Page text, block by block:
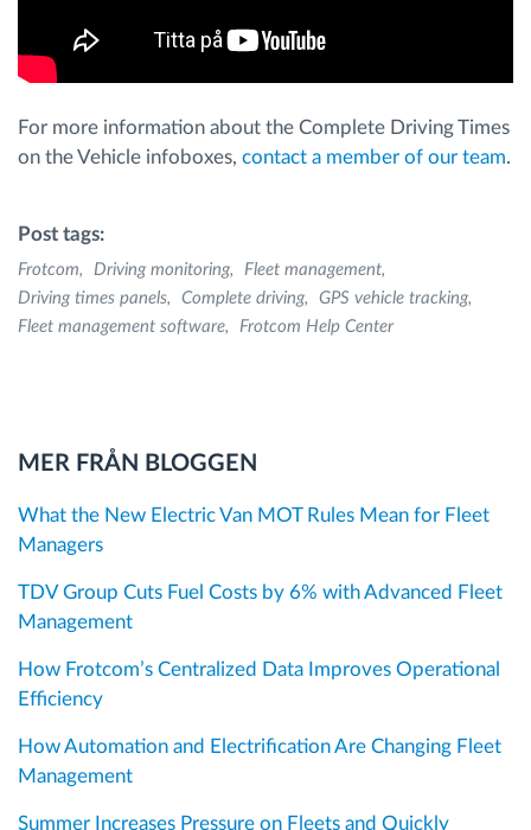
For more information about the Complete Driving Times
on the Vehicle infoboxes, contact a member of our team.
Post tags:
Frotcom Driving monitoring
Fleet management
Driving times panels
Complete driving
GPS vehicle tracking
Fleet management software
Frotcom Help Center
MER FRÅN BLOGGEN
What the New Electric Van MOT Rules Mean for Fleet
Managers
TDV Group Cuts Fuel Costs by 6% with Advanced Fleet
Management
How Frotcom’s Centralized Data Improves Operational
Efficiency
How Automation and Electrification Are Changing Fleet
Management
Summer Increases Pressure on Fleets and Quickly